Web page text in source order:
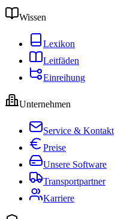
Wissen
Lexikon
Leitfäden
Einreihung
Unternehmen
Service & Kontakt
Preise
Unsere Software
Transportpartner
Karriere